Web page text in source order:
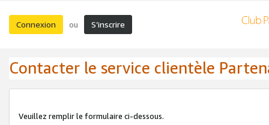
Connexion ou S’inscrire
Contacter le service clientèle
Veuillez remplir le formulaire ci-dessous.